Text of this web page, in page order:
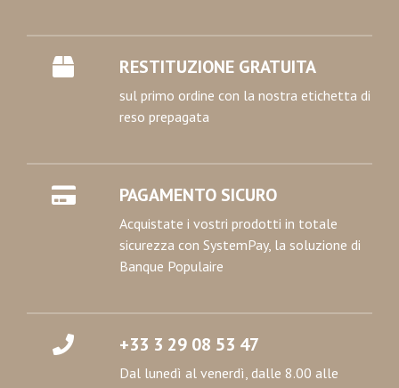
RESTITUZIONE GRATUITA
sul primo ordine con la nostra etichetta di
reso prepagata
PAGAMENTO SICURO
Acquistate i vostri prodotti in totale
sicurezza con SystemPay, la soluzione di
Banque Populaire
+33 3 29 08 53 47
Dal lunedì al venerdì, dalle 8.00 alle